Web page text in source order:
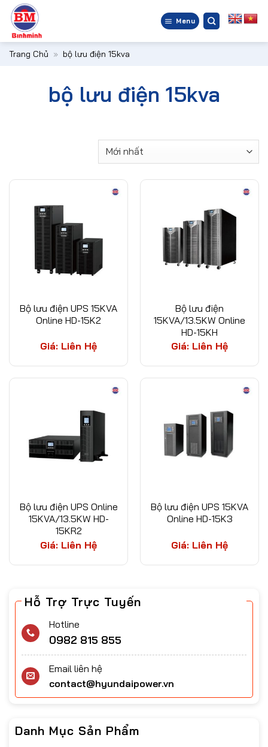
qua
nội
dung
Menu
Trang Chủ » bộ lưu điện 15kva
Hỗ Trợ Trực Tuyến
Hotline
0982 815 855
Email liên hệ
contact@hyundaipower.vn
Danh Mục Sản Phẩm
bộ lưu điện 15kva
Bộ lưu điện UPS 15KVA
Online HD-15K2
Giá: Liên Hệ
Bộ lưu điện
15KVA/13.5KW Online
HD-15KH
Giá: Liên Hệ
Bộ lưu điện UPS Online
15KVA/13.5KW HD-
15KR2
Giá: Liên Hệ
Bộ lưu điện UPS 15KVA
Online HD-15K3
Giá: Liên Hệ